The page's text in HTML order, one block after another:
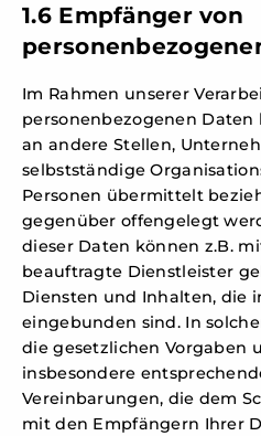
1.6 Empfänger von
Im Rahmen unserer
personenbezogenen Daten
an andere Stellen,
selbstständige
Personen übermittelt
gegenüber offengelegt
dieser Daten können z.B.
beauftragte Dienstleister
Diensten und Inhalten, die
eingebunden sind. In
die gesetzlichen Vorgaben
insbesondere
Vereinbarungen, die dem
mit den Empfängern Ihrer